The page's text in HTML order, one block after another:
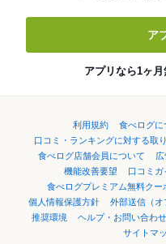
ア
アプリなら1ヶ
利用規約 食べログに
口コミ・ランキングに対する取
食べログ店舗会員について
機能改善要望
口コミガ
食べログプレミアム無料クー
個人情報保護方針
外部送信（オ
推奨環境
ヘルプ・お問い合わせ
サイトマ